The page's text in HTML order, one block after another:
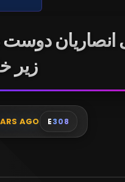
انصاریان
زیر
AGO E308